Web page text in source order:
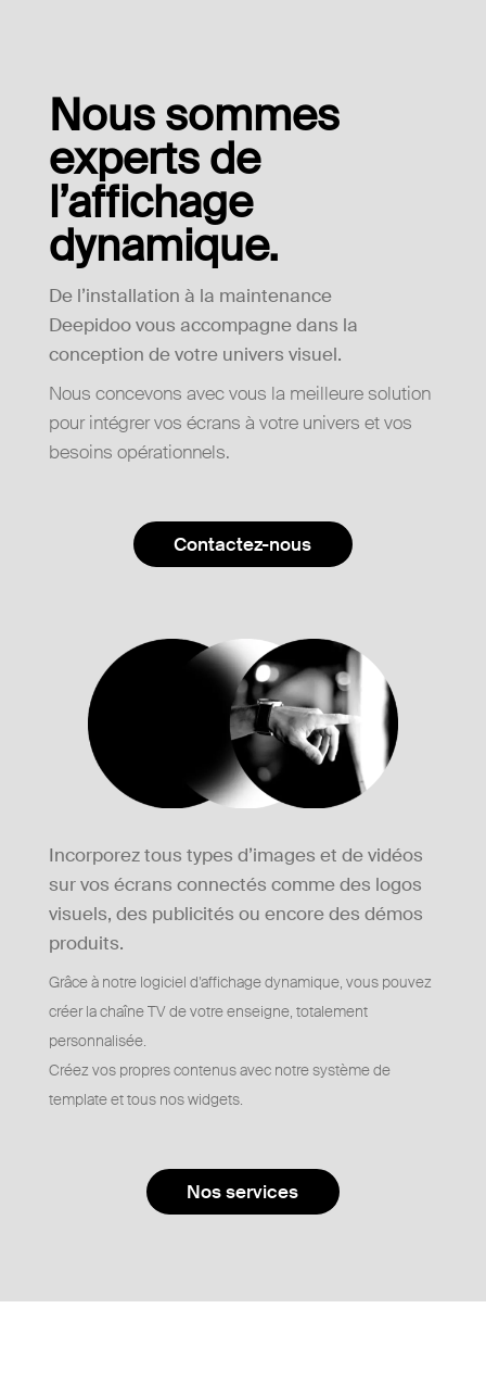
Nous sommes
experts de
l’affichage
dynamique.
De l’installation à la maintenance
Deepidoo vous accompagne dans la
conception de votre univers visuel.
Nous concevons avec vous la meilleure solution
pour intégrer vos écrans à votre univers et vos
besoins opérationnels.
Contactez-nous
Incorporez tous types d’images et de vidéos
sur vos écrans connectés comme des logos
visuels, des publicités ou encore des démos
produits.
Grâce à notre logiciel d’affichage dynamique, vous pouvez
créer la chaîne TV de votre enseigne, totalement
personnalisée.
Créez vos propres contenus avec notre système de
template et tous nos widgets.
Nos services